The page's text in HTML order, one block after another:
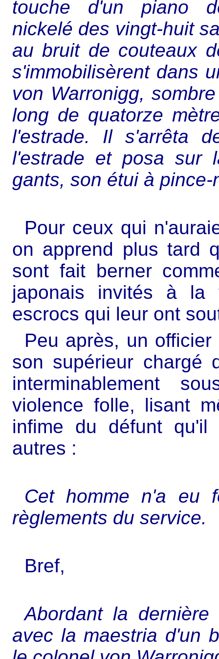
touche d'un piano
nickelé des vingt-huit
au bruit de couteaux
s'immobilisèrent dans
von Warronigg,
long de quatorze
l'estrade. Il s'arrêta
l'estrade et posa sur
gants, son étui à pince-
Pour ceux qui
on apprend plus tard
sont fait berner
japonais invités à la
escrocs qui leur ont
Peu après, un
son supérieur chargé
interminablement
violence folle, lisant
infime du défunt
autres :
Cet homme n'a eu
règlements du service.
Bref,
Abordant la
avec la maestria d'un